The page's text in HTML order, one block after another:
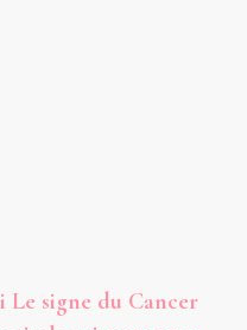
Le signe du Cancer